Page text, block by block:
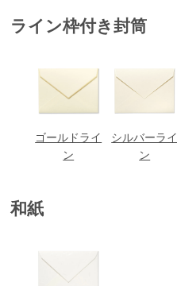
ライン枠付き封筒
ゴールドライ
ン
シルバーライ
ン
和紙